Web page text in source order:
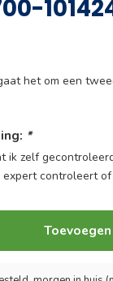
het om een
*
ik zelf
expert controleert